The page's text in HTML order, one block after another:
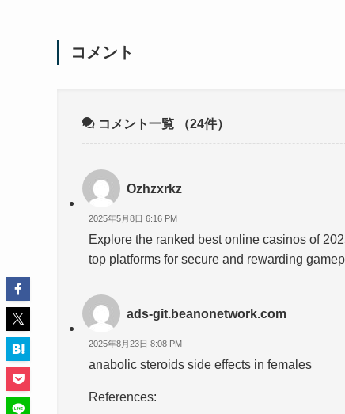
コメント
コメント一覧 （24件）
Ozhzxrkz
2025年5月8日 6:16 PM
Explore the ranked best online casinos of
top platforms for secure and rewarding
ads-git.beanonetwork.com
2025年8月23日 8:08 PM
anabolic steroids side effects in females
References: